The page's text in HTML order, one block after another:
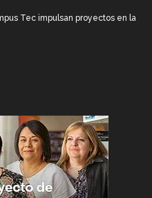
Tec impulsan proyectos en la